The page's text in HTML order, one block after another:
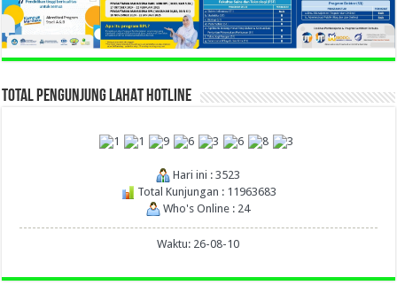
TOTAL PENGUNJUNG LAHAT HOTLINE
Hari ini : 3523
Total Kunjungan : 11963683
Who's Online : 24
Waktu: 26-08-10